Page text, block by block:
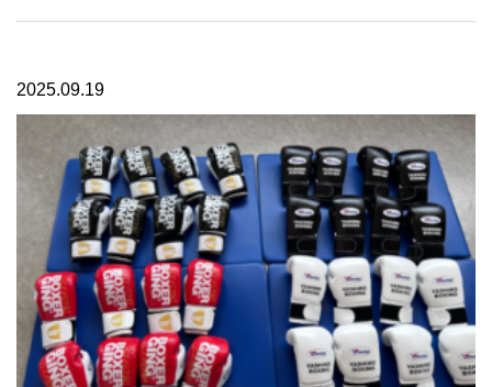
2025.09.19